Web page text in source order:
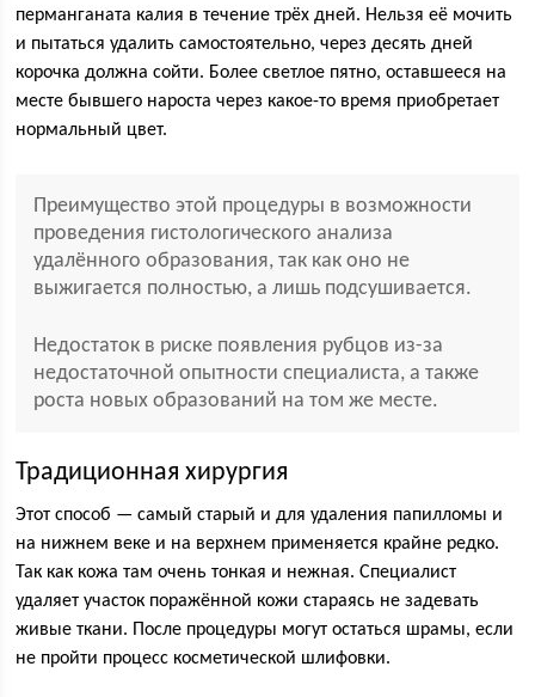
перманганата калия в течение трёх дней. Нельзя её мочить
и пытаться удалить самостоятельно, через десять дней
корочка должна сойти. Более светлое пятно, оставшееся на
месте бывшего нароста через какое-то время приобретает
нормальный цвет.
Преимущество этой процедуры в возможности
проведения гистологического анализа
удалённого образования, так как оно не
выжигается полностью, а лишь подсушивается.
Недостаток в риске появления рубцов из-за
недостаточной опытности специалиста, а также
роста новых образований на том же месте.
Традиционная хирургия
Этот способ — самый старый и для удаления папилломы и
на нижнем веке и на верхнем применяется крайне редко.
Так как кожа там очень тонкая и нежная. Специалист
удаляет участок поражённой кожи стараясь не задевать
живые ткани. После процедуры могут остаться шрамы, если
не пройти процесс косметической шлифовки.